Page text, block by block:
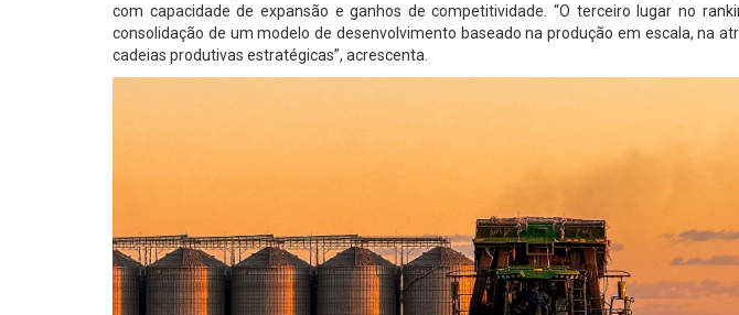
com capacidade de expansão e ganhos de competitividade. “O terceiro lugar no
consolidação de um modelo de desenvolvimento baseado na produção em escala, na
cadeias produtivas estratégicas”, acrescenta.